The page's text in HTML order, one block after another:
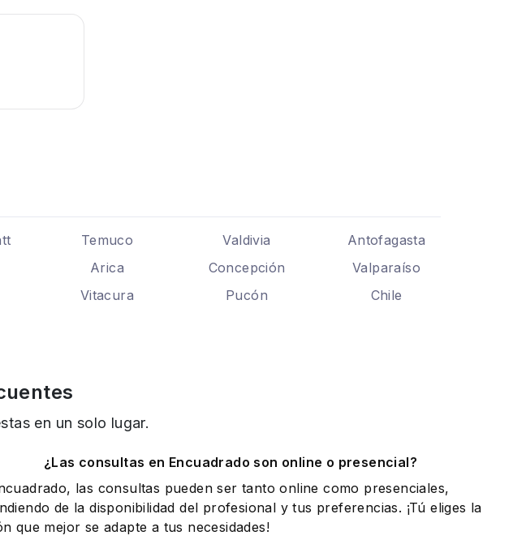
Temuco Valdivia
Antofagasta
Arica Concepción
Valparaíso
Vitacura Pucón
Chile
en un solo lugar.
¿Las consultas en Encuadrado son online o presencial?
las consultas pueden ser tanto online como presenciales,
de la disponibilidad del profesional y tus preferencias. ¡Tú eliges la
que mejor se adapte a tus necesidades!